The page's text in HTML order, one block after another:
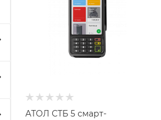
АТОЛ СТБ 5 смарт-